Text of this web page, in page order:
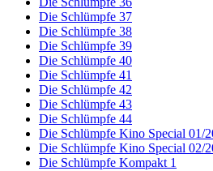
Die Schlümpfe 37
Die Schlümpfe 38
Die Schlümpfe 39
Die Schlümpfe 40
Die Schlümpfe 41
Die Schlümpfe 42
Die Schlümpfe 43
Die Schlümpfe 44
Die Schlümpfe Kino Special 01/
Die Schlümpfe Kino Special 02/
Die Schlümpfe Kompakt 1